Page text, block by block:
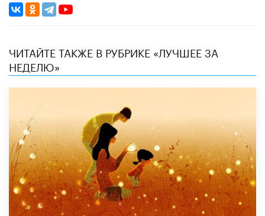
ЧИТАЙТЕ ТАКЖЕ В РУБРИКЕ «ЛУЧШЕЕ ЗА
НЕДЕЛЮ»